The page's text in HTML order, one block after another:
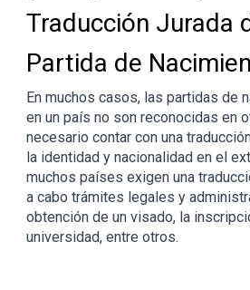
Traducción Jurada
Partida de
En muchos casos, las partidas de
en un país no son reconocidas en
necesario contar con una
la identidad y nacionalidad en el
muchos países exigen una
a cabo trámites legales y
obtención de un visado, la
universidad, entre otros.